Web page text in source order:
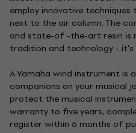
employ innovative
next to the air column. The
and state-of -the-art resin is
tradition and technology - it's
A Yamaha wind instrument is
companions on your musical
protect the musical
warranty to five years,
register within 6 months of